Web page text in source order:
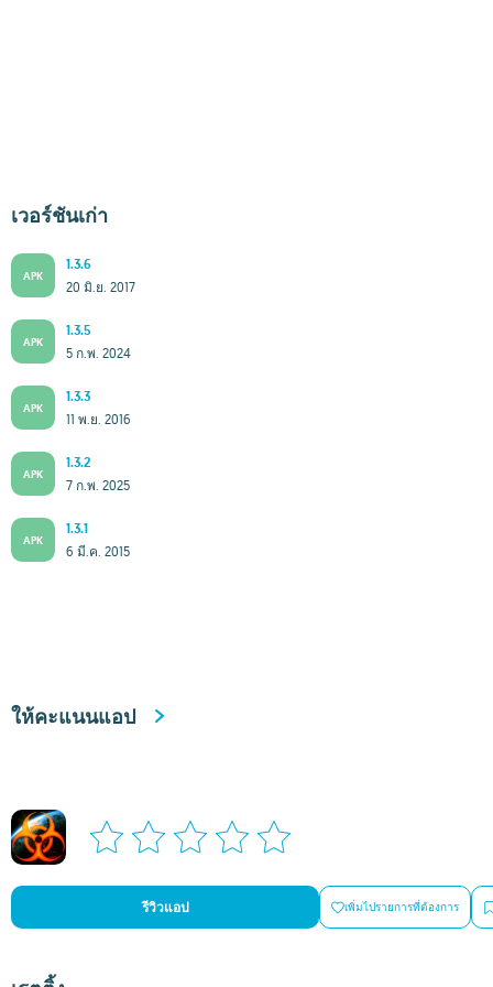
เวอร์ชันเก่า
APK
1.3.6
20 มิ.ย. 2017
APK
1.3.5
5 ก.พ. 2024
APK
1.3.3
11 พ.ย. 2016
APK
1.3.2
7 ก.พ. 2025
APK
1.3.1
6 มี.ค. 2015
ให้คะแนนแอป
รีวิวแอป เพิ่มไปรายการที่ต้องการ